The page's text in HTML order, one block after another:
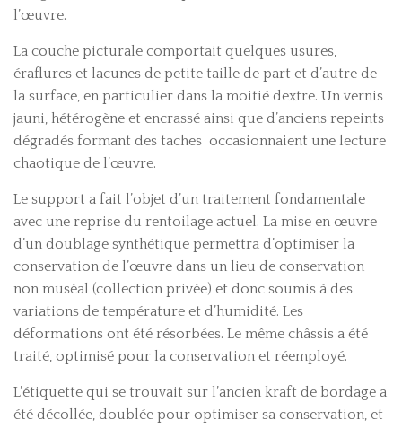
l’œuvre.
La couche picturale comportait quelques usures,
éraflures et lacunes de petite taille de part et d’autre de
la surface, en particulier dans la moitié dextre. Un vernis
jauni, hétérogène et encrassé ainsi que d’anciens repeints
dégradés formant des taches occasionnaient une lecture
chaotique de l’œuvre.
Le support a fait l’objet d’un traitement fondamentale
avec une reprise du rentoilage actuel. La mise en œuvre
d’un doublage synthétique permettra d’optimiser la
conservation de l’œuvre dans un lieu de conservation
non muséal (collection privée) et donc soumis à des
variations de température et d’humidité. Les
déformations ont été résorbées. Le même châssis a été
traité, optimisé pour la conservation et réemployé.
L’étiquette qui se trouvait sur l’ancien kraft de bordage a
été décollée, doublée pour optimiser sa conservation, et